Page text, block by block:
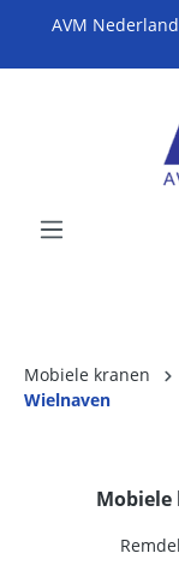
AVM
Mobiele kranen
Wielnaven
Mobiele